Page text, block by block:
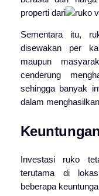
properti dari
Sementara itu,
disewakan per
maupun
cenderung
sehingga banyak
dalam
Investasi ruko
terutama di
beberapa